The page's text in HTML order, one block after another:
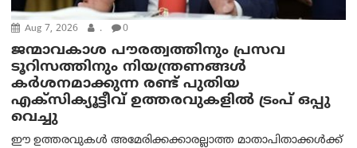
Aug 7, 2026 . 0
ജന്മാവകാശ പൗരത്വത്തിനും പ്രസവ
ടൂറിസത്തിനും നിയന്ത്രണങ്ങൾ
കർശനമാക്കുന്ന രണ്ട് പുതിയ
എക്സിക്യൂട്ടീവ് ഉത്തരവുകളിൽ ട്രംപ് ഒപ്പു
വെച്ചു
ഈ ഉത്തരവുകൾ അമേരിക്കക്കാരല്ലാത്ത മാതാപിതാക്കൾക്ക്